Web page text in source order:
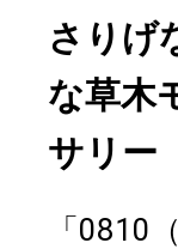
さりげ
な草木
サリー
「0810